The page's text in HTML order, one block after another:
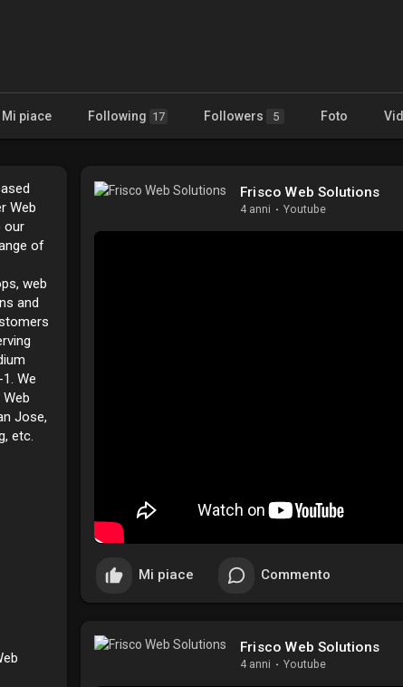
Mi piace Following 17 Followers 5 Foto
Web
our
of
web
and
We
Jose,
etc.
Frisco Web Solutions
4 anni · Youtube
Mi piace Commento
Frisco Web Solutions
4 anni · Youtube